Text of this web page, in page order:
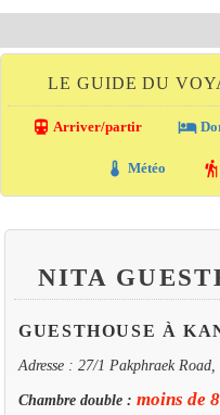
LE GUIDE DU
directions_transit Arriver/partir local_hotel
thermostat Météo hiking
NITA
GUESTHOUSE À
Adresse : 27/1 Pakphraek
Chambre double : moins de